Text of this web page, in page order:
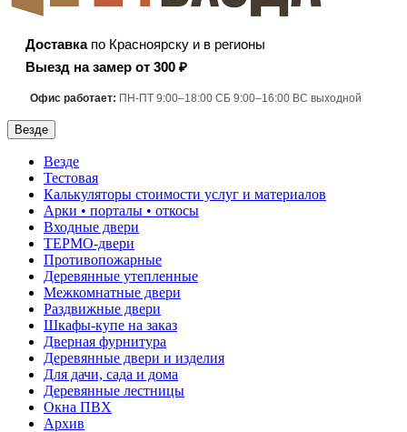
Доставкапо Красноярску и в регионы
Выезд на замер от 300 ₽
Офис работает: ПН-ПТ 9:00–18:00 СБ 9:00–16:00 ВС выходной
Везде
Везде
Тестовая
Калькуляторы стоимости услуг и материалов
Арки • порталы • откосы
Входные двери
ТЕРМО-двери
Противопожарные
Деревянные утепленные
Межкомнатные двери
Раздвижные двери
Шкафы-купе на заказ
Дверная фурнитура
Деревянные двери и изделия
Для дачи, сада и дома
Деревянные лестницы
Окна ПВХ
Архив